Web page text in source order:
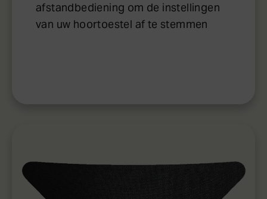
afstandbediening om de instellingen
van uw hoortoestel af te stemmen